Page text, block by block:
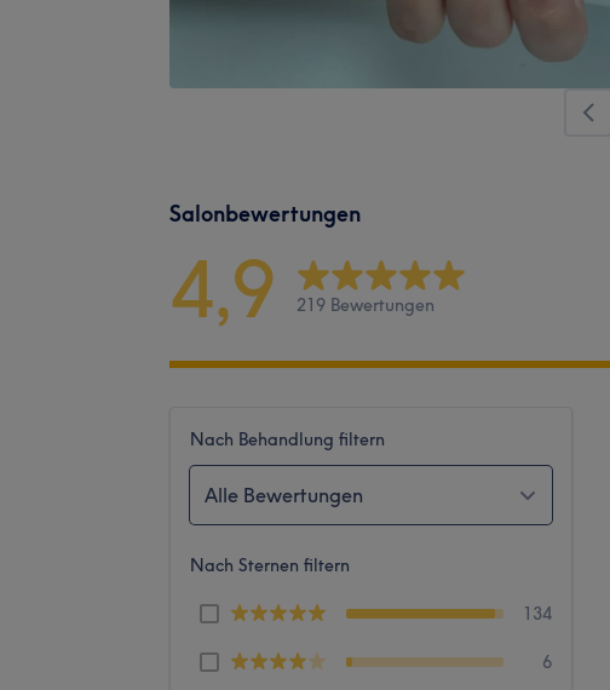
Salonbewertungen
4,9 219 Bewertungen
Nach Behandlung filtern
Alle Bewertungen
Nach Sternen filtern
134
6